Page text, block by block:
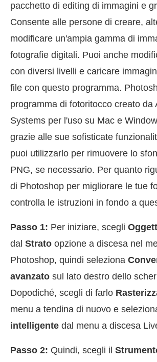
pacchetto di editing di immagini e
Consente alle persone di creare,
modificare un'ampia gamma di
fotografie digitali. Puoi anche
con diversi livelli e caricare
file con questo programma.
programma di fotoritocco creato da
Systems per l'uso su Mac e
grazie alle sue sofisticate
puoi utilizzarlo per rimuovere lo
PNG, se necessario. Per quanto
di Photoshop per migliorare le tue
controlla le istruzioni in fondo a
Passo 1: Per iniziare, scegli
dal Strato opzione a discesa nel
Photoshop, quindi seleziona
avanzato sul lato destro dello
Dopodiché, scegli di farlo
menu a tendina di nuovo e
intelligente dal menu a discesa
Passo 2: Quindi, scegli il